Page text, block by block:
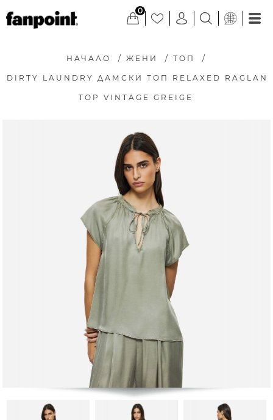
0
НАЧАЛО / ЖЕНИ / ТОП /
DIRTY LAUNDRY ДАМСКИ ТОП RELAXED RAGLAN
TOP VINTAGE GREIGE